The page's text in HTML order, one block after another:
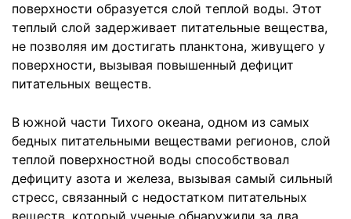
поверхности образуется слой теплой воды. Этот
теплый слой задерживает питательные вещества,
не позволяя им достигать планктона, живущего у
поверхности, вызывая повышенный дефицит
питательных веществ.
В южной части Тихого океана, одном из самых
бедных питательными веществами регионов, слой
теплой поверхностной воды способствовал
дефициту азота и железа, вызывая самый сильный
стресс, связанный с недостатком питательных
веществ, который ученые обнаружили за два